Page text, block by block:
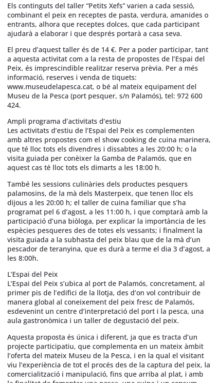
Els continguts del taller “Petits Xefs” varien a cada sessió,
combinant el peix en receptes de pasta, verdura, amanides o
entrants, alhora que receptes dolces, que cada participant
ajudarà a elaborar i que després portarà a casa seva.
El preu d’aquest taller és de 14 €. Per a poder participar, tant
a aquesta activitat com a la resta de propostes de l’Espai del
Peix, és imprescindible realitzar reserva prèvia. Per a més
informació, reserves i venda de tiquets:
www.museudelapesca.cat, o bé al mateix equipament del
Museu de la Pesca (port pesquer, s/n Palamós), tel: 972 600
424.
Ampli programa d’activitats d’estiu
Les activitats d’estiu de l’Espai del Peix es complementen
amb altres propostes com el show cooking de cuina marinera,
que té lloc tots els divendres i dissabtes a les 20:00 h; o la
visita guiada per conèixer la Gamba de Palamós, que en
aquest cas té lloc tots els dimarts a les 18:00 h.
També les sessions culinàries dels productes pesquers
palamosins, de la mà dels Masterpeix, que tenen lloc els
dijous a les 20:00 h; el taller de cuina familiar que s’ha
programat pel 6 d’agost, a les 11:00 h, i que comptarà amb la
participació d’una biòloga, per explicar la importància de les
espècies pesqueres des de totes els vessants; i finalment la
visita guiada a la subhasta del peix blau que de la mà d’un
pescador de teranyina, que es durà a terme el dia 3 d’agost, a
les 8:00h.
L’Espai del Peix
L’Espai del Peix s’ubica al port de Palamós, concretament, al
primer pis de l’edifici de la llotja, des d’on vol contribuir de
manera global al coneixement del peix fresc de Palamós,
esdevenint un centre d’interpretació del port i la pesca, una
aula gastronòmica i un taller de degustació del peix.
Aquesta proposta és única i diferent, ja que es tracta d’un
projecte participatiu, que complementa en un mateix àmbit
l’oferta del mateix Museu de la Pesca, i en la qual el visitant
viu l’experiència de tot el procés des de la captura del peix, la
comercialització i manipulació, fins que arriba al plat, i amb